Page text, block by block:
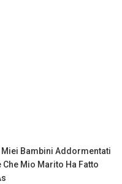
Miei Bambini Addormentati
Mio Marito Ha Fatto